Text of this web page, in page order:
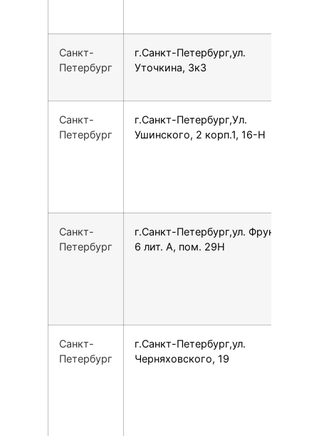
Санкт-
Петербург
г.Санкт-Петербург,ул.
Уточкина, 3к3
Санкт-
Петербург
г.Санкт-Петербург,Ул.
Ушинского, 2 корп.1, 16-Н
Санкт-
Петербург
г.Санкт-Петербург,ул. Фрунзе,
6 лит. А, пом. 29Н
Санкт-
Петербург
г.Санкт-Петербург,ул.
Черняховского, 19